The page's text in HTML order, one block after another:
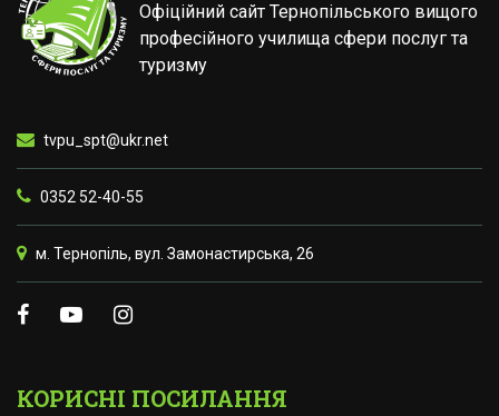
Офіційний сайт Тернопільського вищого
професійного училища сфери послуг та
туризму
tvpu_spt@ukr.net
0352 52-40-55
м. Тернопіль, вул. Замонастирська, 26
КОРИСНІ ПОСИЛАННЯ